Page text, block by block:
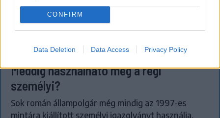
CONFIRM
Data Deletion Data Access Privacy Policy
KRÓNIKA
Meddig használható még a régi
személyi?
Sok román állampolgár még mindig az 1997-es
mintára kiállított személyi igazolványt használja,